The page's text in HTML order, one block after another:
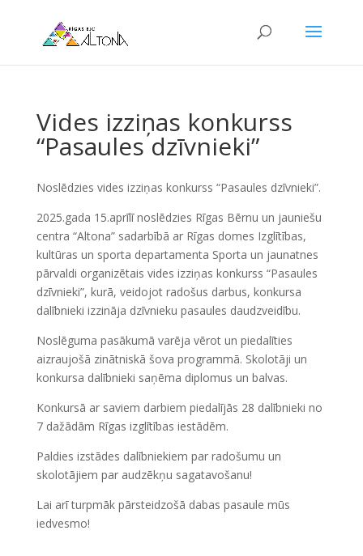
Vides izziņas konkurss
“Pasaules dzīvnieki”
Noslēdzies vides izziņas konkurss “Pasaules dzīvnieki”.
2025.gada 15.aprīlī noslēdzies Rīgas Bērnu un jauniešu
centra “Altona” sadarbībā ar Rīgas domes Izglītības,
kultūras un sporta departamenta Sporta un jaunatnes
pārvaldi organizētais vides izziņas konkurss “Pasaules
dzīvnieki”, kurā, veidojot radošus darbus, konkursa
dalībnieki izzināja dzīvnieku pasaules daudzveidību.
Noslēguma pasākumā varēja vērot un piedalīties
aizraujošā zinātniskā šova programmā. Skolotāji un
konkursa dalībnieki saņēma diplomus un balvas.
Konkursā ar saviem darbiem piedalījās 28 dalībnieki no
7 dažādām Rīgas izglītības iestādēm.
Paldies izstādes dalībniekiem par radošumu un
skolotājiem par audzēkņu sagatavošanu!
Lai arī turpmāk pārsteidzošā dabas pasaule mūs
iedvesmo!